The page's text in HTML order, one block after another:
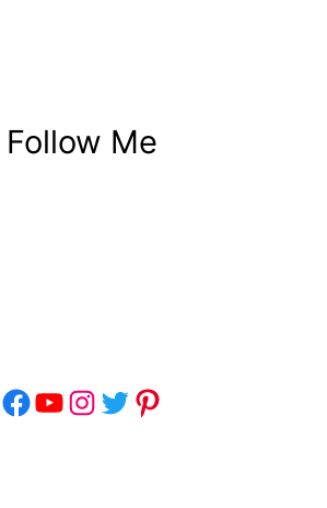
Follow Me
Facebook
YouTube
Instagram
TwitterPinterest